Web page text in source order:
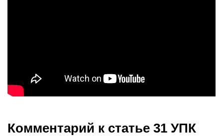
Комментарий к статье 31 УПК